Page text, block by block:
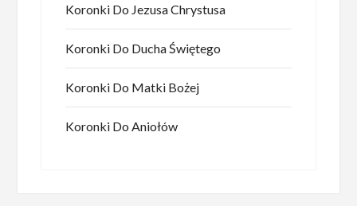
Koronki Do Jezusa Chrystusa
Koronki Do Ducha Świętego
Koronki Do Matki Bożej
Koronki Do Aniołów